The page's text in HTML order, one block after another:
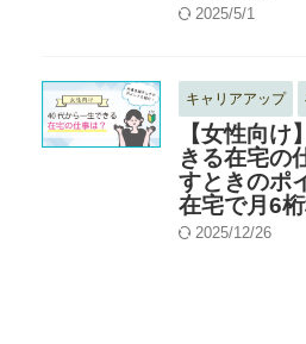
2025/5/1
キャリアアップ
【女性向
きる在宅の
すときのポ
在宅で月6
2025/12/26